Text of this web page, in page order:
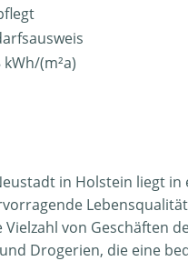
kWh/(m²a)
in Holstein liegt
Vielzahl von Geschäften
Drogerien, die eine